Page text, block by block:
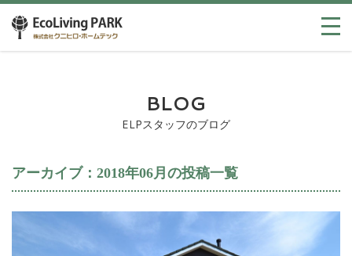
BLOG
ELPスタッフのブログ
アーカイブ：2018年06月の投稿一覧